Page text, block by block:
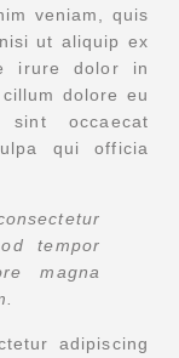
veniam, quis
ut aliquip ex
irure dolor in
dolore eu
occaecat
qui officia
tempor
magna
adipiscing